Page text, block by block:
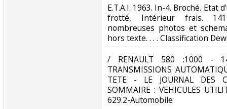
‎E.T.A.I. 1963. In-4. Broché. Etat
frotté, Intérieur frais.
nombreuses photos et
hors texte. . . . Classification
‎/ RENAULT 580 :1000 -
TRANSMISSIONS
TETE - LE JOURNAL DES
SOMMAIRE : VEHICULES
629.2-Automobile‎